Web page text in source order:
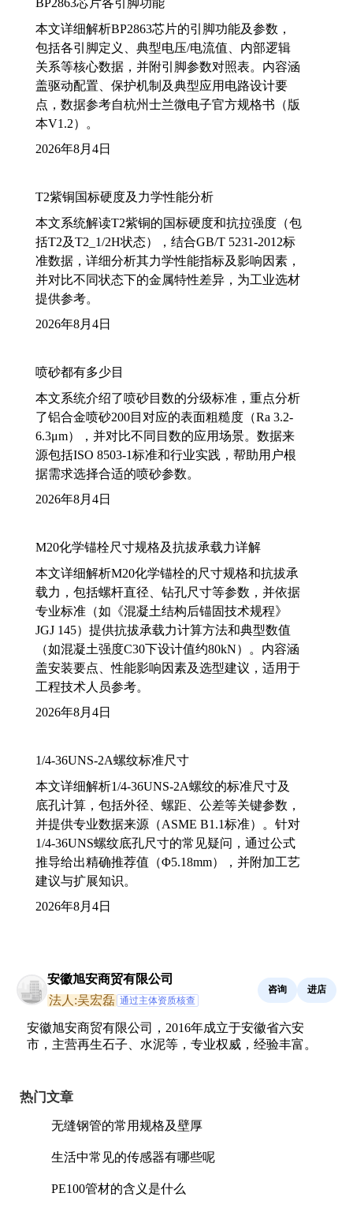
本文详细解析BP2863芯片的引脚功能及参数，
包括各引脚定义、典型电压/电流值、内部逻辑
关系等核心数据，并附引脚参数对照表。内容涵
盖驱动配置、保护机制及典型应用电路设计要
点，数据参考自杭州士兰微电子官方规格书（版
本V1.2）。
2026年8月4日
T2紫铜国标硬度及力学性能分析
本文系统解读T2紫铜的国标硬度和抗拉强度（包
括T2及T2_1/2H状态），结合GB/T 5231-2012标
准数据，详细分析其力学性能指标及影响因素，
并对比不同状态下的金属特性差异，为工业选材
提供参考。
2026年8月4日
喷砂都有多少目
本文系统介绍了喷砂目数的分级标准，重点分析
了铝合金喷砂200目对应的表面粗糙度（Ra 3.2-
6.3μm），并对比不同目数的应用场景。数据来
源包括ISO 8503-1标准和行业实践，帮助用户根
据需求选择合适的喷砂参数。
2026年8月4日
M20化学锚栓尺寸规格及抗拔承载力详解
本文详细解析M20化学锚栓的尺寸规格和抗拔承
载力，包括螺杆直径、钻孔尺寸等参数，并依据
专业标准（如《混凝土结构后锚固技术规程》
JGJ 145）提供抗拔承载力计算方法和典型数值
（如混凝土强度C30下设计值约80kN）。内容涵
盖安装要点、性能影响因素及选型建议，适用于
工程技术人员参考。
2026年8月4日
1/4-36UNS-2A螺纹标准尺寸
本文详细解析1/4-36UNS-2A螺纹的标准尺寸及
底孔计算，包括外径、螺距、公差等关键参数，
并提供专业数据来源（ASME B1.1标准）。针对
1/4-36UNS螺纹底孔尺寸的常见疑问，通过公式
推导给出精确推荐值（Φ5.18mm），并附加工艺
建议与扩展知识。
2026年8月4日
安徽旭安商贸有限公司
法人:吴宏磊 通过主体资质核查
咨询 进店
安徽旭安商贸有限公司，2016年成立于安徽省六安
市，主营再生石子、水泥等，专业权威，经验丰富。
热门文章
无缝钢管的常用规格及壁厚
生活中常见的传感器有哪些呢
PE100管材的含义是什么